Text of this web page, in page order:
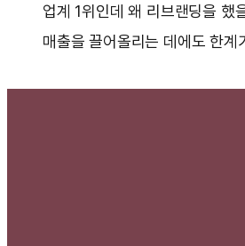
업계 1위인데 왜 리브랜딩을 했
매출을 끌어올리는 데에도 한계